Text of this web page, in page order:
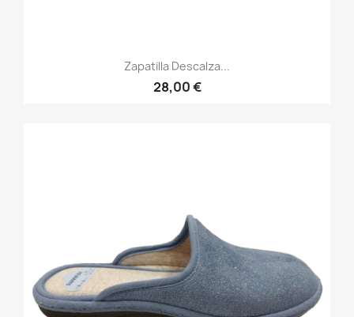
Zapatilla Descalza...
28,00 €